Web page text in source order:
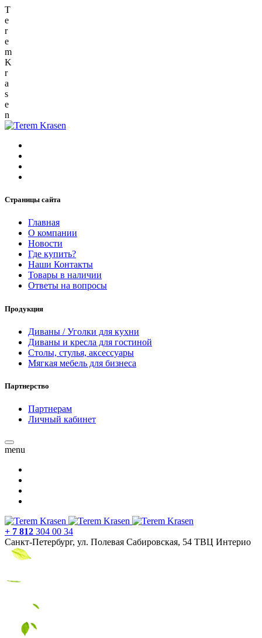
T
e
r
e
m
K
r
a
s
e
n
Страницы сайта
Главная
О компании
Новости
Где купить?
Наши Контакты
Товары в наличии
Ответы на вопросы
Продукция
Диваны / Уголки для кухни
Диваны и кресла для гостиной
Столы, стулья, аксессуары
Мягкая мебель для бизнеса
Партнерство
Партнерам
Личный кабинет
menu
+ 7 812 304 00 34
Санкт-Петербург, ул. Полевая Сабировская, 54 ТВЦ Интерио